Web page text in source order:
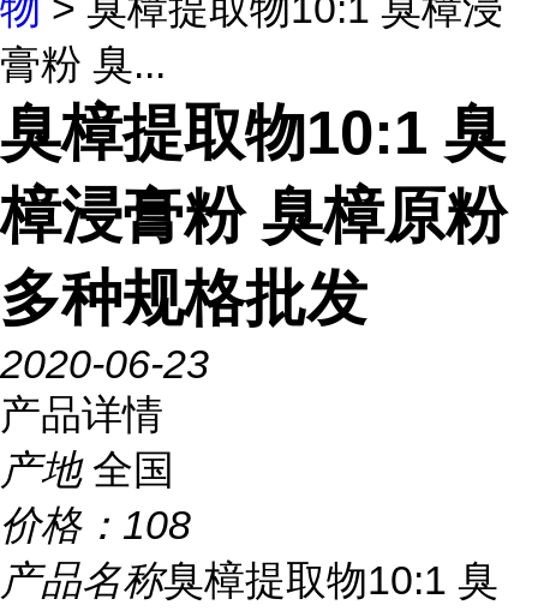
膏粉 臭...
臭樟提取物10:1 臭
樟浸膏粉 臭樟原粉
多种规格批发
2020-06-23
产品详情
产地 全国
价格： 108
产品名称臭樟提取物10:1 臭